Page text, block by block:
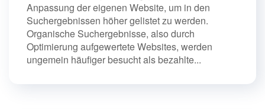
Anpassung der eigenen Website, um in den
Suchergebnissen höher gelistet zu werden.
Organische Suchergebnisse, also durch
Optimierung aufgewertete Websites, werden
ungemein häufiger besucht als bezahlte...